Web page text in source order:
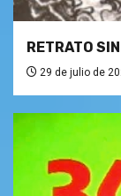
RETRATO
29 de julio de